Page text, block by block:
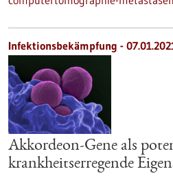
Infektionsbekämpfung -
Akkordeon-Gene als
krankheitserregende